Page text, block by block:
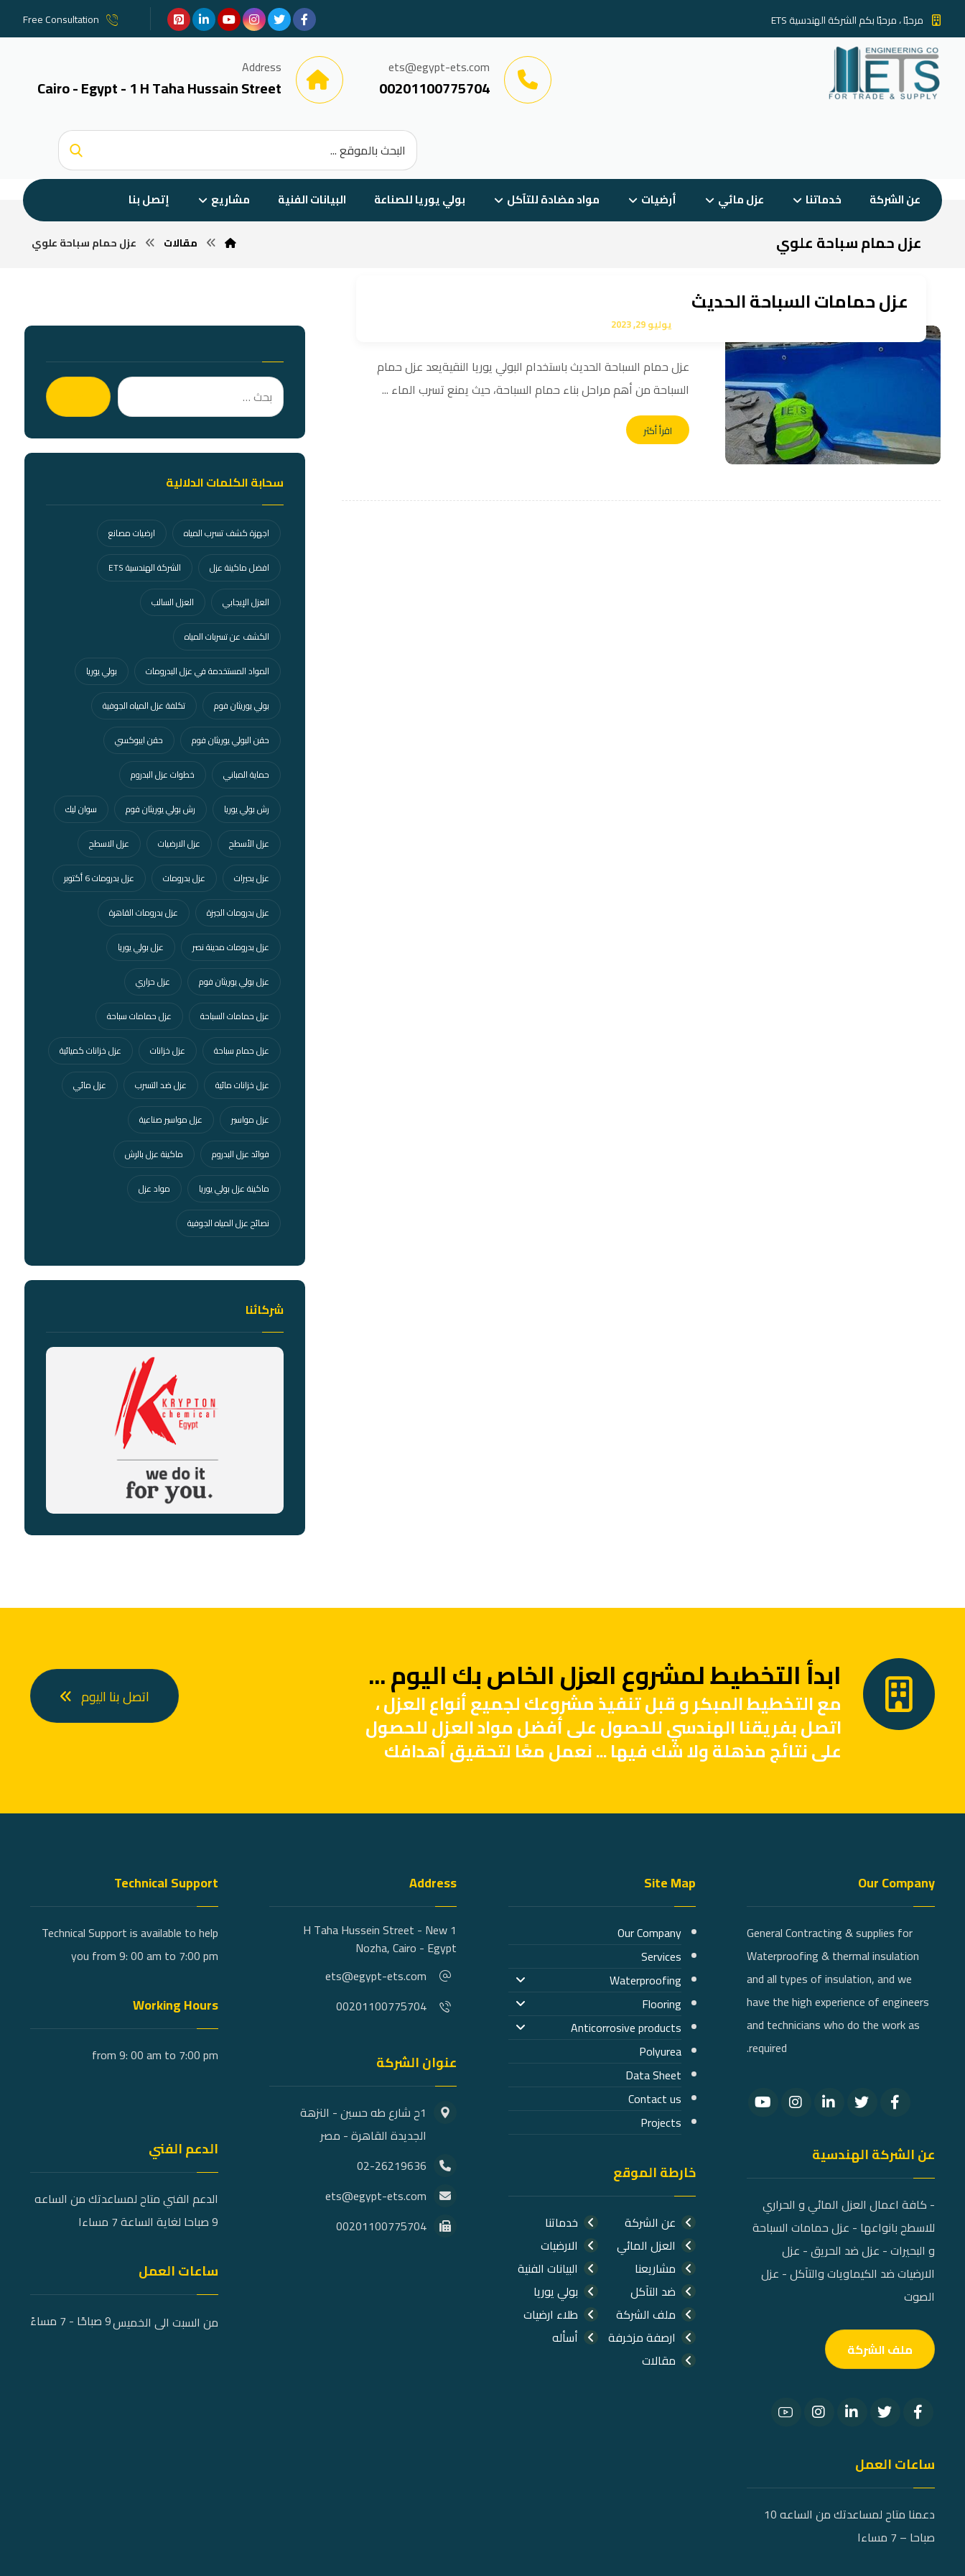
مرحبًا ، مرحبًا بكم الشركة الهندسية ETS Free Consultation
Address
Cairo - Egypt - 1 H Taha Hussain Street
ets@egypt-ets.com
00201100775704
عن الشركة خدماتنا عزل مائي أرضيات مواد مضادة للتآكل بولي يوريا للصناعة البيانات الفنية مشاريع إتصل بنا
عزل حمام سباحة علوي مقالات عزل حمام سباحة علوي
عزل حمامات السباحة الحديث
يوليو 29, 2023
عزل حمام السباحة الحديث باستخدام البولي يوريا النقيةيعد عزل حمام
السباحة من أهم مراحل بناء حمام السباحة، حيث يمنع تسرب الماء ...
اقرأ أكثر
سحابة الكلمات الدلالية
اجهزة كشف تسرب المياه ارضيات مصانع
افضل ماكينة عزل الشركة الهندسية ETS
العزل الإيجابي العزل السالب
الكشف عن تسربات المياه
المواد المستخدمة في عزل البدرومات بولي يوريا
بولي يوريثان فوم تكلفة عزل المياه الجوفية
حقن البولي يوريثان فوم حقن ايبوكسي
حماية المباني خطوات عزل البدروم
رش بولي يوريا رش بولي يوريثان فوم سوان ليك
عزل الأسطح عزل الارضيات عزل الاسطح
عزل بحيرات عزل بدرومات عزل بدرومات 6 أكتوبر
عزل بدرومات الجيزة عزل بدرومات القاهرة
عزل بدرومات مدينة نصر عزل بولي يوريا
عزل بولي يوريثان فوم عزل حراري
عزل حمامات السباحة عزل حمامات سباحة
عزل حمام سباحة عزل خزانات عزل خزانات كميائية
عزل خزانات مائية عزل ضد التسرب عزل مائي
عزل مواسير عزل مواسير صناعية
فوائد عزل البدروم ماكينة عزل بالرش
ماكينة عزل بولي يوريا مواد عزل
نصائح عزل المياه الجوفية
شركائنا
ابدأ التخطيط لمشروع العزل الخاص بك اليوم ...
مع التخطيط المبكر و قبل تنفيذ مشروعك لجميع أنواع العزل ،
اتصل بفريقنا الهندسي للحصول على أفضل مواد العزل للحصول
على نتائج مذهلة ولا شك فيها ... نعمل معًا لتحقيق أهدافك
اتصل بنا اليوم
Our Company
General Contracting & supplies for
Waterproofing & thermal insulation
and all types of insulation, and we
have the high experience of engineers
and technicians who do the work as
required.
عن الشركة الهندسية
- كافة اعمال العزل المائي و الحراري
للاسطح بانواعها - عزل حمامات السباحة
و البحيرات - عزل ضد الحريق - عزل
الارضيات ضد الكيماويات والتآكل - عزل
الصوت
ملف الشركة
ساعات العمل
دعمنا متاح لمساعدتك من الساعه 10
صباحا – 7 مساءا
Site Map
Our Company
Services
Waterproofing
Flooring
Anticorrosive products
Polyurea
Data Sheet
Contact us
Projects
خارطة الموقع
عن الشركة
خدماتنا
العزل المائي
الارضيات
مشاريعنا
البيانات الفنية
ضد التآكل
بولي يوريا
ملف الشركة
طلاء ارضيات
ارصفة مزخرفة
أسأله
مقالات
Address
1 H Taha Hussein Street - New
Nozha, Cairo - Egypt
ets@egypt-ets.com
00201100775704
عنوان الشركة
1ح شارع طه حسين - النزهة
الجديدة القاهرة - مصر
02-26219636
ets@egypt-ets.com
00201100775704
Technical Support
Technical Support is available to help
you from 9: 00 am to 7:00 pm
Working Hours
from 9: 00 am to 7:00 pm
الدعم الفني
الدعم الفني متاح لمساعدتك من الساعه
9 صباحا لغاية الساعة 7 مساءا
ساعات العمل
من السبت الى الخميس9 صباحًا - 7 مساءً